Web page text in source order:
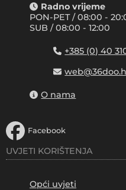
Radno vrijeme
PON-PET / 08:00 -
SUB / 08:00 - 12:00
+385 (0) 40
O nama
Facebook
UVJETI KORIŠTENJA
Opći uvjeti